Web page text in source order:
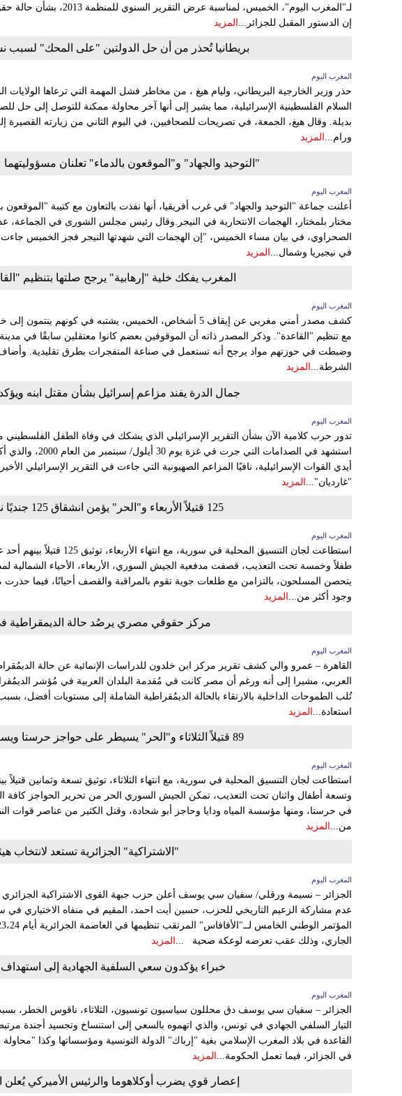
لـ"المغرب اليوم"، الخميس، لمناسبة عرض
إن الدستور المقبل للجزائر... المزيد
بريطانيا تُحذر من أن حل الدولتين "على المحك" لسبب
المغرب اليوم
حذر وزير الخارجية البريطاني، وليام هيغ ، من مخاطر فشل المهمة التي ترعاها الولايات
السلام الفلسطينية الإسرائيلية، مما يشير إلى أنها آخر محاولة ممكنة للتوصل إلى حل
بديلة. وقال هيغ، الجمعة، في تصريحات للصحافيين، في اليوم الثاني من زيارته القصيرة
ورام... المزيد
"التوحيد والجهاد" و"الموقعون بالدماء" تعلنان
المغرب اليوم
أعلنت جماعة "التوحيد والجهاد" في غرب أفريقيا، أنها نفذت بالتعاون مع كتيبة "الموقعون
مختار بلمختار، الهجمات الانتحارية في النيجر.وقال رئيس مجلس الشورى في الجماعة،
الصحراوي، في بيان مساء الخميس، "إن الهجمات التي شهدتها النيجر فجر الخميس جاءت
في نيجيريا وشمال...
المزيد
المغرب يفكك خلية "إرهابية" يرجح صلتها بتنظيم
المغرب اليوم
كشف مصدر أمني مغربي عن إيقاف 5 أشخاص، الخميس، يشتبه في كونهم
مع تنظيم "القاعدة". وذكر المصدر ذاته أن الموقوفين بعضم كانوا معتقلين سابقًا في مدينة
وضبطت في حوزتهم مواد يرجح أنه تستعمل في صناعة المتفجرات بطرق تقليدية.
الشرطة... المزيد
جمال الدرة يفند مزاعم إسرائيل بشأن مقتل ابنه
المغرب اليوم
تدور حرب كلامية الآن بشأن التقرير الإسرائيلي الذي يشكك في وفاة الطفل الفلسطيني
استشهد في الصدامات التي جرت
أيدي القوات الإسرائيلية، نافيًا المزاعم الصهيونية التي جاءت في التقرير الإسرائيلي
"غارديان"... المزيد
125 قتيلاً الأربعاء و"الحر" يؤمن انشقاق 125 جنديًا نظاميًا في دير الزور
المغرب اليوم
استطاعت لجان التنسيق المحلية في سورية،
طفلاً وخمسة تحت التعذيب، قصفت مدفعية الجيش السوري، الأربعاء، الأحياء الشمالية
يتحصن المسلحون، بالتزامن مع طلعات جوية تقوم بالمراقبة والقصف أحيانًا، فيما
وجود أكثر من... المزيد
مركز حقوقي مصري يرصُد حالة الديمقراطية
المغرب اليوم
القاهرة – عمرو والي كشف تقرير مركز ابن خلدون للدراسات الإنمائية عن حالة
العربي، مشيرا إلى أنه ورغم أن مصر كانت في مُقدمة البلدان العربية في مُؤشر
تُلب الطموحات الداخلية بالارتقاء بالحالة الديمُقراطية الشاملة إلى مستويات أفضل،
استعادة... المزيد
89 قتيلاً الثلاثاء و"الحر" يسيطر على حواجز حرستا ويسقط طائرة ويُحرق أخرى
المغرب اليوم
استطاعت لجان التنسيق المحلية في سورية، مع انتهاء الثلاثاء، توثيق تسعة وثمانين
وتسعة أطفال واثنان تحت التعذيب، تمكن الجيش السوري الحر من تحرير الحواجز كافة
في حرستا، ومنها مؤسسة المياه ودايا وحاجز أبو شحادة، وقتل الكثير من عناصر قوات
من...
المزيد
"الاشتراكية" الجزائرية تستعد لانتخاب
المغرب اليوم
الجزائر – نسيمة ورقلي/ سفيان سي يوسف أعلن حزب جبهة القوى الاشتراكية الجزائري
عدم مشاركة الزعيم التاريخي للحزب، حسين أيت احمد، المقيم في منفاه الاختياري في
الجاري، وذلك عقب تعرضه لوعكة صحية ... المزيد
خبراء يؤكدون سعي السلفية الجهادية إلى
المغرب اليوم
الجزائر – سفيان سي يوسف دق محللون سياسيون تونسيون، الثلاثاء، ناقوس الخطر،
التيار السلفي الجهادي في تونس، والذي اتهموه بالسعي إلى استنساخ وتجسيد أجندة
القاعدة في بلاد المغرب الإسلامي بغية "إرباك" الدولة التونسية ومؤسساتها وكذا "محاولة
في الجزائر، فيما تعمل الحكومة...
المزيد
إعصار قوي يضرب أوكلاهوما والرئيس الأميركي يُعلن